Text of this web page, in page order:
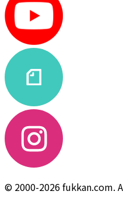
© 2000-2026 fukkan.com.